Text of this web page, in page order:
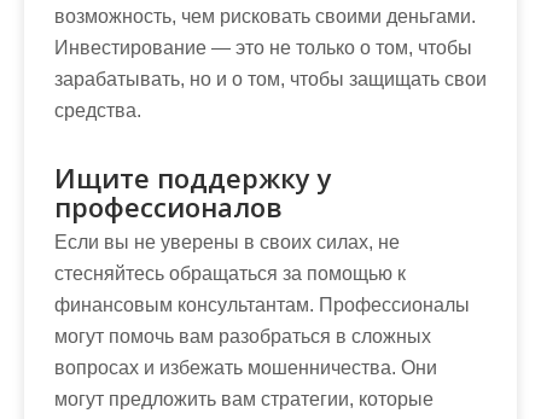
возможность, чем рисковать своими деньгами.
Инвестирование — это не только о том, чтобы
зарабатывать, но и о том, чтобы защищать свои
средства.
Ищите поддержку у
профессионалов
Если вы не уверены в своих силах, не
стесняйтесь обращаться за помощью к
финансовым консультантам. Профессионалы
могут помочь вам разобраться в сложных
вопросах и избежать мошенничества. Они
могут предложить вам стратегии, которые